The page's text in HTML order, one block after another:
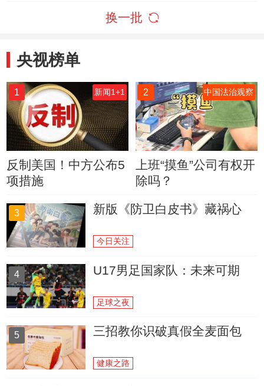
换一批
央视榜单
1 新闻1+1
反制美国！中方公布5
项措施
2 中国法治观察
上班“摸鱼”公司有权开
除吗？
3 新版《防卫白皮书》藏祸心
今日关注
4 U17男足国家队：未来可期
足球之夜
5 三招教你识破真假全麦面包
健康之路